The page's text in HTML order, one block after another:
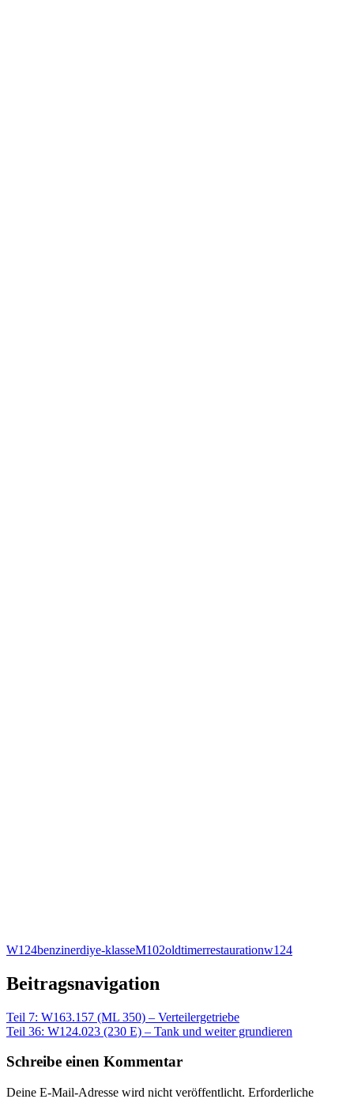
W124benzinerdiye-klasseM102oldtimerrestaurationw124
Beitragsnavigation
Teil 7: W163.157 (ML 350) – Verteilergetriebe
Teil 36: W124.023 (230 E) – Tank und weiter grundieren
Schreibe einen Kommentar
Deine E-Mail-Adresse wird nicht veröffentlicht. Erforderliche